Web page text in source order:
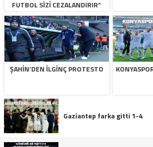
FUTBOL SIZI CEZALANDIRIR”
ŞAHIN’DEN ILGINÇ PROTESTO
Gaziantep farka gitti 1-4